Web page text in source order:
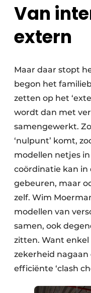
Van
extern
Maar daar stopt
begon het
zetten op het
wordt dan met
samengewerkt.
‘nulpunt’ komt,
modellen netjes
coördinatie kan in
gebeuren, maar
zelf. Wim
modellen van
samen, ook
zitten. Want enkel
zekerheid nagaan
efficiënte ‘clash